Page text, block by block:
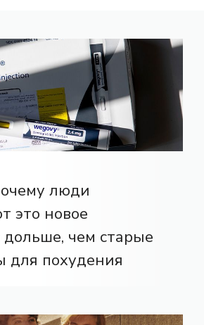
люди
это новое
дольше, чем старые
для похудения